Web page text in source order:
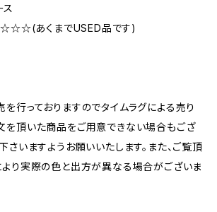
あくまでUSED品です)
行っておりますのでタイムラグによる売り
を頂いた商品をご用意できない場合もござ
さいますようお願いいたします。また、ご覧頂
り実際の色と出方が異なる場合がございま